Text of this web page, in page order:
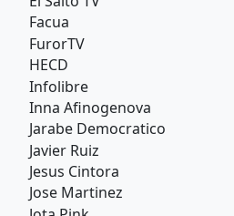
Facua
FurorTV
HECD
Infolibre
Inna Afinogenova
Jarabe Democratico
Javier Ruiz
Jesus Cintora
Jose Martinez